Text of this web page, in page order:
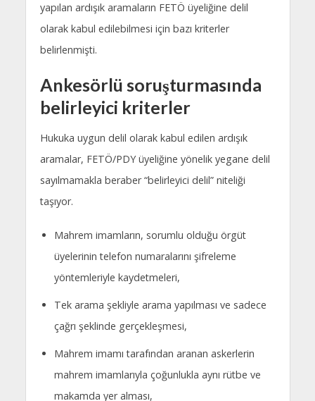
yapılan ardışık aramaların FETÖ üyeliğine delil
olarak kabul edilebilmesi için bazı kriterler
belirlenmişti.
Ankesörlü soruşturmasında
belirleyici kriterler
Hukuka uygun delil olarak kabul edilen ardışık
aramalar, FETÖ/PDY üyeliğine yönelik yegane delil
sayılmamakla beraber “belirleyici delil” niteliği
taşıyor.
Mahrem imamların, sorumlu olduğu örgüt
üyelerinin telefon numaralarını şifreleme
yöntemleriyle kaydetmeleri,
Tek arama şekliyle arama yapılması ve sadece
çağrı şeklinde gerçekleşmesi,
Mahrem imamı tarafından aranan askerlerin
mahrem imamlarıyla çoğunlukla aynı rütbe ve
makamda yer alması,